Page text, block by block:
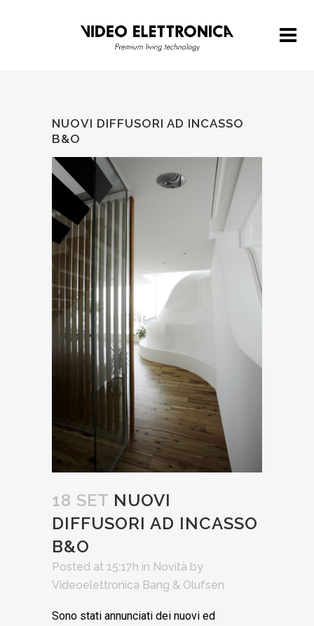
NUOVI DIFFUSORI AD INCASSO
B&O
18 SET NUOVI
DIFFUSORI AD INCASSO
B&O
Posted at 15:17h in Novità by
Videoelettronica Bang & Olufsen
Sono stati annunciati dei nuovi ed